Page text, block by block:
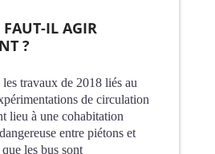
IL AGIR
?
travaux de 2018 liés au
de circulation
lieu à une cohabitation
entre piétons et
les bus sont